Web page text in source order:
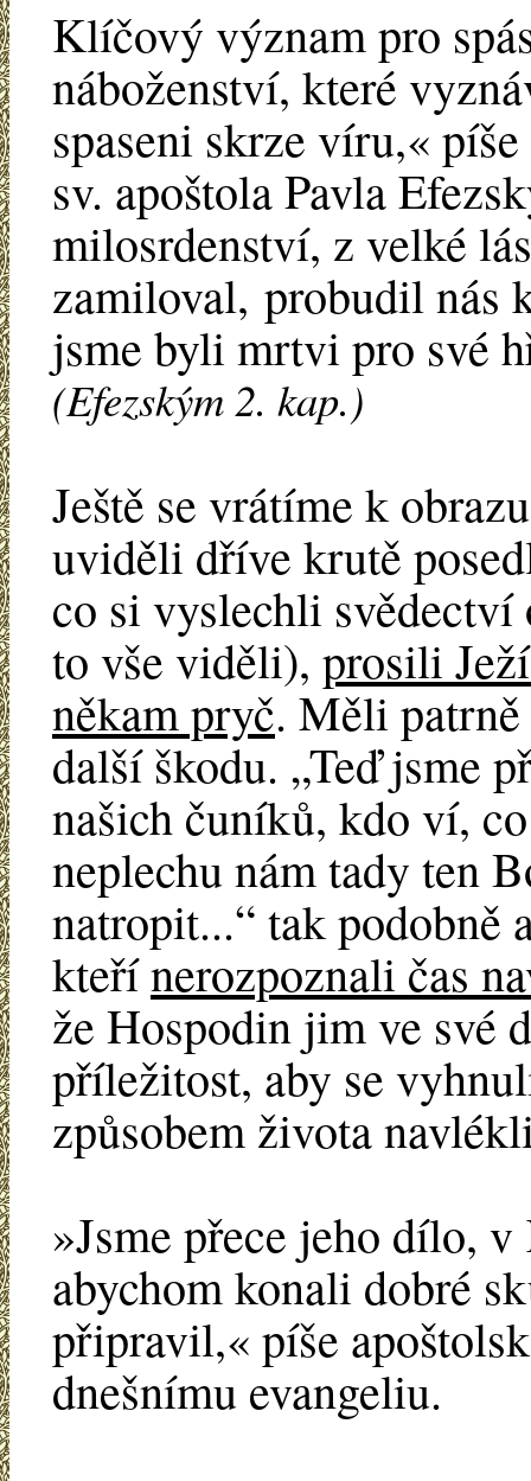
Klíčový význam pro
náboženství, které
spaseni skrze víru,«
sv. apoštola Pavla
milosrdenství, z velké
zamiloval, probudil nás
jsme byli mrtvi pro své
(Efezským 2. kap.)
Ještě se vrátíme k
uviděli dříve krutě
co si vyslechli
to vše viděli), prosili
někam pryč. Měli
další škodu. „Teď jsme
našich čuníků, kdo ví,
neplechu nám tady ten
natropit...“ tak podobně
kteřínerozpoznali čas
že Hospodin jim ve své
příležitost, aby se
způsobem života
»Jsme přece jeho dílo,
abychom konali dobré
připravil,« píše
dnešnímu evangeliu.